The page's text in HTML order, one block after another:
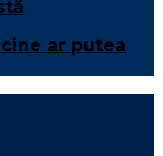
ar putea